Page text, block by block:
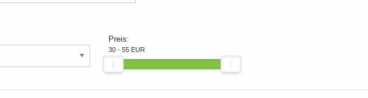
Preis:
30 - 55 EUR